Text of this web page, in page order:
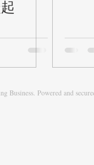
Business. Powered and